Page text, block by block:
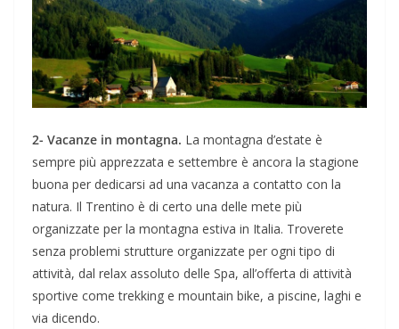
2- Vacanze in montagna. La montagna d’estate è
sempre più apprezzata e settembre è ancora la stagione
buona per dedicarsi ad una vacanza a contatto con la
natura. Il Trentino è di certo una delle mete più
organizzate per la montagna estiva in Italia. Troverete
senza problemi strutture organizzate per ogni tipo di
attività, dal relax assoluto delle Spa, all’offerta di attività
sportive come trekking e mountain bike, a piscine, laghi e
via dicendo.